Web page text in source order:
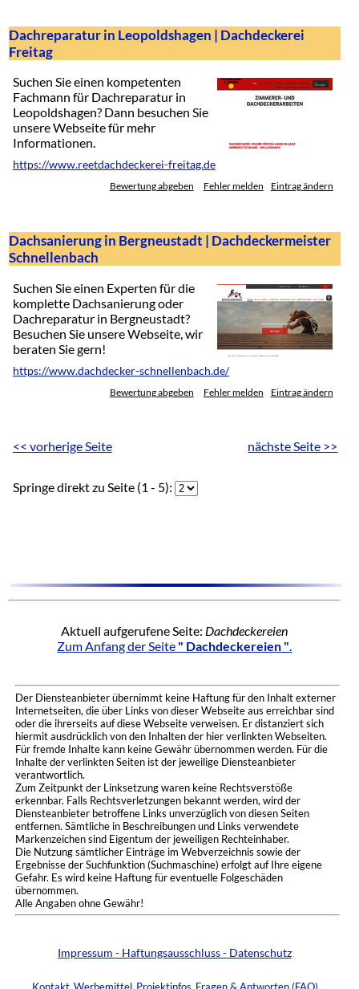
Dachreparatur in Leopoldshagen | Dachdeckerei
Freitag
Suchen Sie einen kompetenten
Fachmann für Dachreparatur in
Leopoldshagen? Dann besuchen Sie
unsere Webseite für mehr
Informationen.
https://www.reetdachdeckerei-freitag.de
Bewertung abgeben Fehler melden Eintrag ändern
Dachsanierung in Bergneustadt | Dachdeckermeister
Schnellenbach
Suchen Sie einen Experten für die
komplette Dachsanierung oder
Dachreparatur in Bergneustadt?
Besuchen Sie unsere Webseite, wir
beraten Sie gern!
https://www.dachdecker-schnellenbach.de/
Bewertung abgeben Fehler melden Eintrag ändern
<< vorherige Seite nächste Seite >>
Springe direkt zu Seite (1 - 5):
Aktuell aufgerufene Seite: Dachdeckereien
Zum Anfang der Seite " Dachdeckereien "
Der Diensteanbieter übernimmt keine Haftung für den Inhalt externer
Internetseiten, die über Links von dieser Webseite aus erreichbar sind
oder die ihrerseits auf diese Webseite verweisen. Er distanziert sich
hiermit ausdrücklich von den Inhalten der hier verlinkten Webseiten.
Für fremde Inhalte kann keine Gewähr übernommen werden. Für die
Inhalte der verlinkten Seiten ist der jeweilige Diensteanbieter
verantwortlich.
Zum Zeitpunkt der Linksetzung waren keine Rechtsverstöße
erkennbar. Falls Rechtsverletzungen bekannt werden, wird der
Diensteanbieter betroffene Links unverzüglich von diesen Seiten
entfernen. Sämtliche in Beschreibungen und Links verwendete
Markenzeichen sind Eigentum der jeweiligen Rechteinhaber.
Die Nutzung sämtlicher Einträge im Webverzeichnis sowie der
Ergebnisse der Suchfunktion (Suchmaschine) erfolgt auf Ihre eigene
Gefahr. Es wird keine Haftung für eventuelle Folgeschäden
übernommen.
Alle Angaben ohne Gewähr!
Impressum - Haftungsausschluss - Datenschutz